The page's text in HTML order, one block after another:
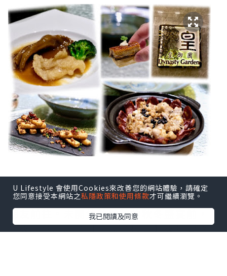
皇御園的位置的確較為偏僻，但幸好也不
算不方便，所以也招來了幾位志同道合的
朋友前往。未開始熱辣辣的秋冬盛宴前，
先來一件小小的【金鰻拿破侖】來打開序
U Lifestyle 會使用Cookies來改善您的網站體驗，請確定
您同意接受本網站之私隱政策和使用條款才可繼續瀏覽。
我已閱讀及同意